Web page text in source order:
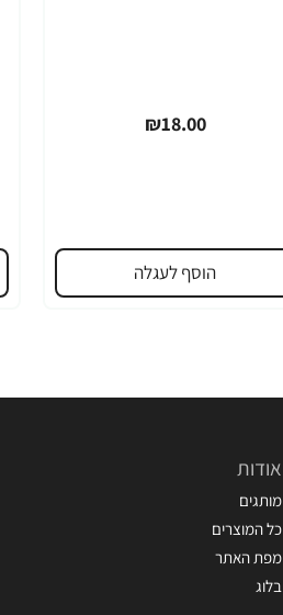
₪18.00
הוסף לעגלה
אודות
מותגים
כל המוצרים
מפת האתר
בלוג